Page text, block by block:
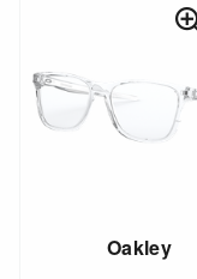
Oakley